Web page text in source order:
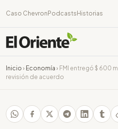
Caso Chevron Podcasts Historias
Inicio › Economía › FMI entregó $ 600
revisión de acuerdo